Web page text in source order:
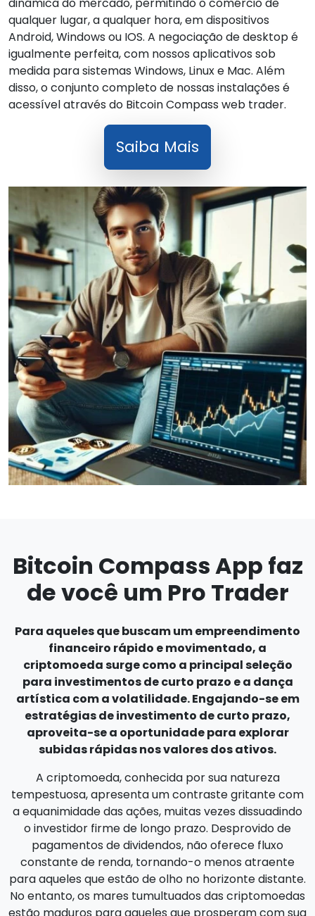
qualquer lugar, a qualquer hora, em dispositivos
Android, Windows ou IOS. A negociação de desktop é
igualmente perfeita, com nossos aplicativos sob
medida para sistemas Windows, Linux e Mac. Além
disso, o conjunto completo de nossas instalações é
acessível através do Bitcoin Compass web trader.
Saiba Mais
Bitcoin Compass App faz
de você um Pro Trader
Para aqueles que buscam um empreendimento
financeiro rápido e movimentado, a
criptomoeda surge como a principal seleção
para investimentos de curto prazo e a dança
artística com a volatilidade. Engajando-se em
estratégias de investimento de curto prazo,
aproveita-se a oportunidade para explorar
subidas rápidas nos valores dos ativos.
A criptomoeda, conhecida por sua natureza
tempestuosa, apresenta um contraste gritante com
a equanimidade das ações, muitas vezes dissuadindo
o investidor firme de longo prazo. Desprovido de
pagamentos de dividendos, não oferece fluxo
constante de renda, tornando-o menos atraente
para aqueles que estão de olho no horizonte distante.
No entanto, os mares tumultuados das criptomoedas